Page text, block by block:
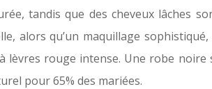
tandis que des cheveux lâches
alors qu’un maquillage
rouge intense. Une robe
pour 65% des mariées.